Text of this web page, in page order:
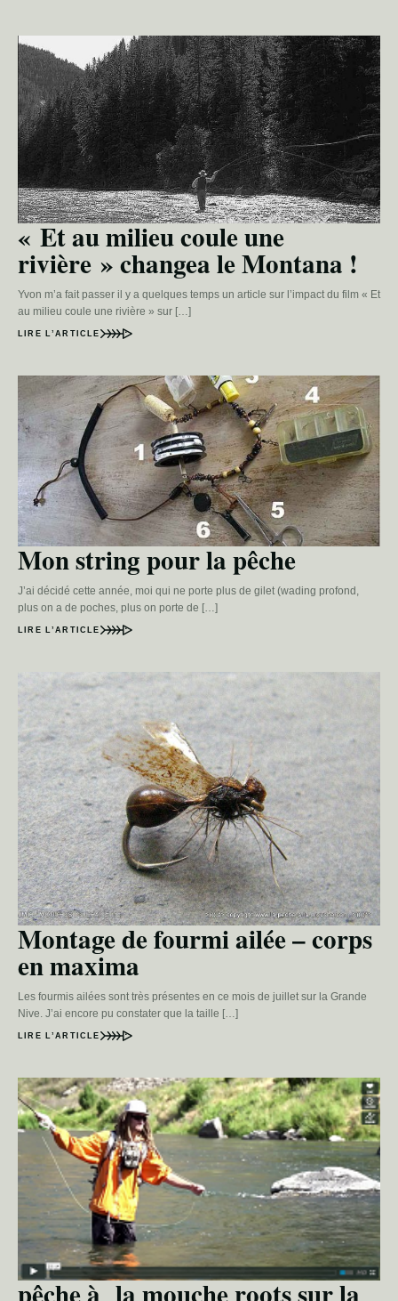
« Et au milieu coule une
rivière » changea le Montana !
Yvon m’a fait passer il y a quelques temps un article sur l’impact du film « Et
au milieu coule une rivière » sur […]
LIRE L’ARTICLE
Mon string pour la pêche
J’ai décidé cette année, moi qui ne porte plus de gilet (wading profond,
plus on a de poches, plus on porte de […]
LIRE L’ARTICLE
Montage de fourmi ailée – corps
en maxima
Les fourmis ailées sont très présentes en ce mois de juillet sur la Grande
Nive. J’ai encore pu constater que la taille […]
LIRE L’ARTICLE